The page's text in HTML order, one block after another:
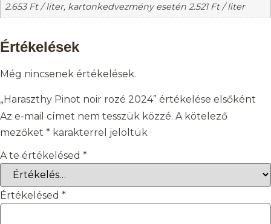
2.653Ft/ liter, kartonkedvezmény esetén2.521 Ft/ liter
Értékelések
Még nincsenek értékelések.
„Haraszthy Pinot noir rozé 2024” értékelése elsőként
Az e-mail címet nem tesszük közzé. A kötelező
mezőket * karakterrel jelöltük
A te értékelésed *
Értékelésed *